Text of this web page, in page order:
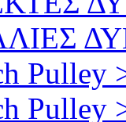
Pulley
Pulley